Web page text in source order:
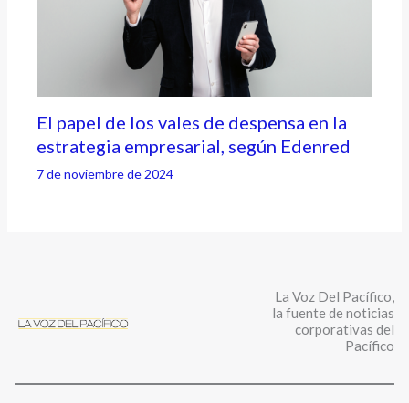
El papel de los vales de despensa en la
estrategia empresarial, según Edenred
7 de noviembre de 2024
La Voz Del Pacífico,
la fuente de noticias
corporativas del
Pacífico